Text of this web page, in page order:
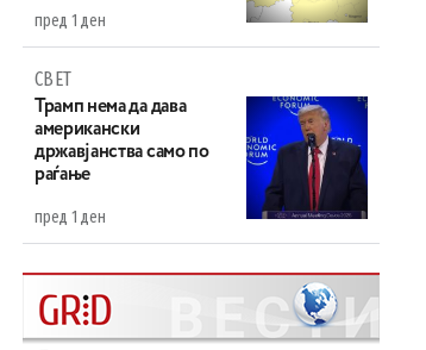
пред 1 ден
СВЕТ
Трамп нема да дава
американски
државјанства само по
раѓање
пред 1 ден